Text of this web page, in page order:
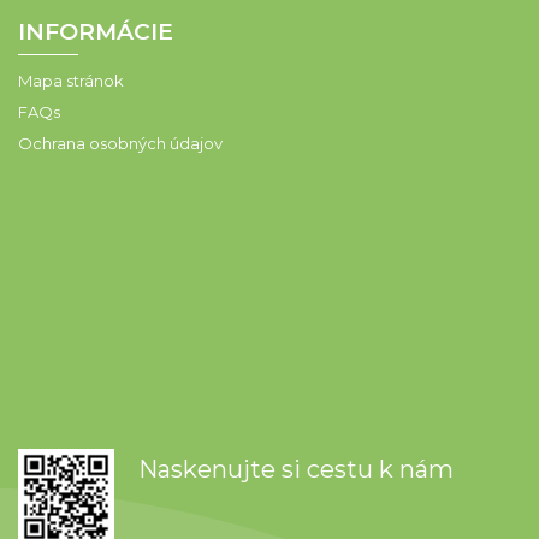
INFORMÁCIE
Mapa stránok
FAQs
Ochrana osobných údajov
Naskenujte si cestu k nám